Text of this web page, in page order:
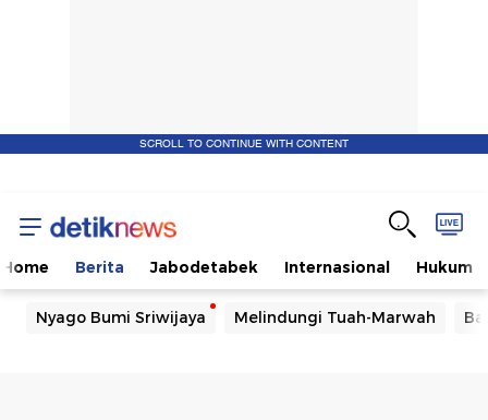
SCROLL TO CONTINUE WITH CONTENT
Home Berita Jabodetabek Internasional Hukum
Nyago Bumi Sriwijaya Melindungi Tuah-Marwah